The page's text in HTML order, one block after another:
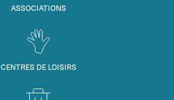
ASSOCIATIONS
CENTRES DE LOISIRS